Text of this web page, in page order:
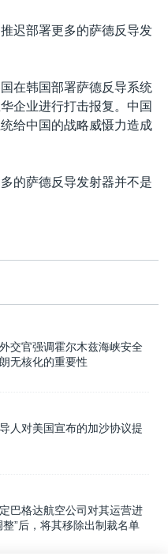
迟部署更多的萨德反导发
在韩国部署萨德反导系统
企业进行打击报复。中国
给中国的战略威慑力造成
的萨德反导发射器并不是
交官强调霍尔木兹海峡安全
无核化的重要性
人对美国宣布的加沙协议提
巴格达航空公司对其运营进
整”后，将其移除出制裁名单